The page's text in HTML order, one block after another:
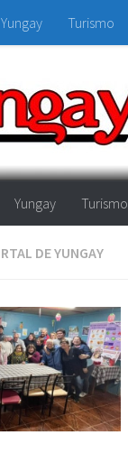
Yungay Turismo
Yungay Turismo
DE YUNGAY